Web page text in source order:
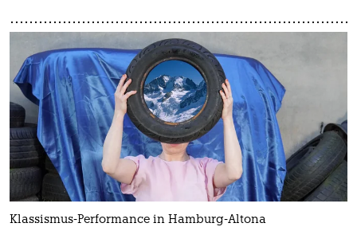
Klassismus-Performance in Hamburg-Altona